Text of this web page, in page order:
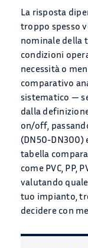
La risposta
troppo spesso
nominale della
condizioni
necessità o
comparativo
sistematico —
dalla
on/off,
(DN50-DN300)
tabella
come PVC, PP,
valutando
tuo impianto,
decidere con